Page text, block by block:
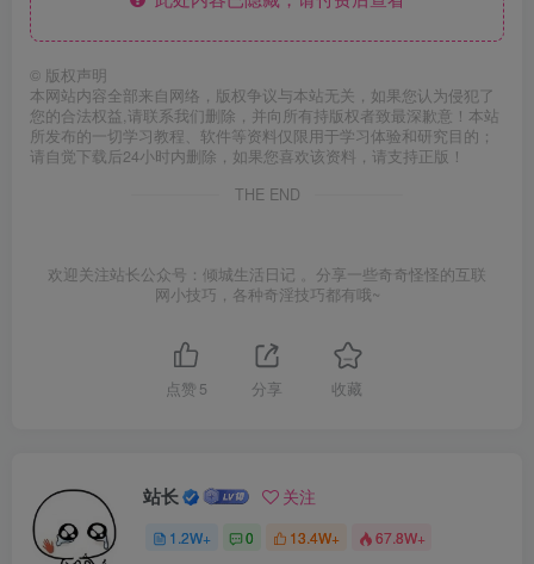
© 版权声明
本网站内容全部来自网络，版权争议与本站无关，如果您认为侵犯了
您的合法权益,请联系我们删除，并向所有持版权者致最深歉意！本站
所发布的一切学习教程、软件等资料仅限用于学习体验和研究目的；
请自觉下载后24小时内删除，如果您喜欢该资料，请支持正版！
THE END
欢迎关注站长公众号：倾城生活日记 。分享一些奇奇怪怪的互联
网小技巧，各种奇淫技巧都有哦~
点赞 5 分享 收藏
站长 关注
1.2W+ 0 13.4W+ 67.8W+